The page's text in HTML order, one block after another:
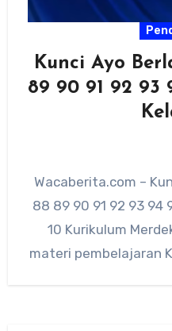
Kunci Ayo
89 90 91 92 93
Wacaberita.com –
88 89 90 91 92 93 94
10 Kurikulum
materi pembelajaran